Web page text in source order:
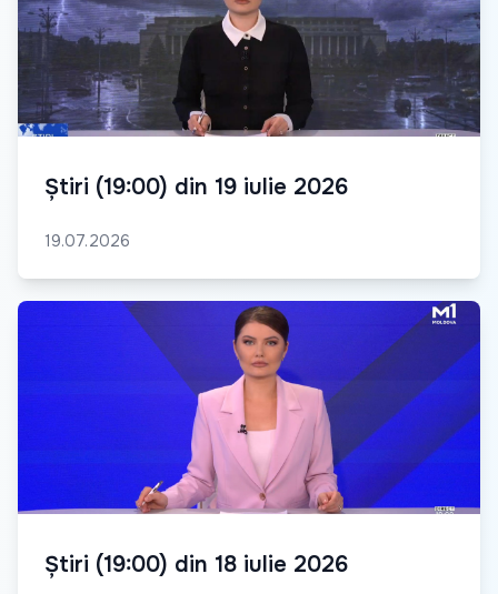
Știri (19:00) din 19 iulie 2026
19.07.2026
Știri (19:00) din 18 iulie 2026